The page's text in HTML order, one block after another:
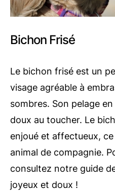
Bichon Frisé
Le bichon frisé est un
visage agréable à
sombres. Son pelage
doux au toucher. Le
enjoué et affectueux,
animal de compagnie.
consultez notre guide
joyeux et doux !